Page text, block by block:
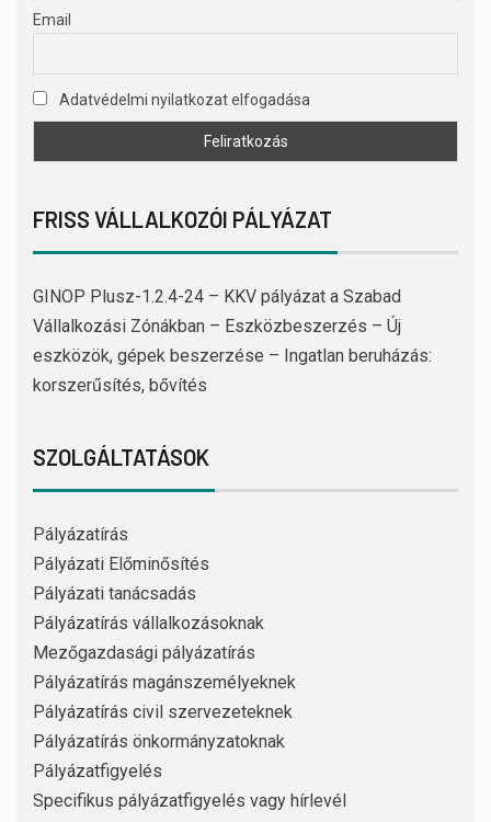
Email
Adatvédelmi nyilatkozat elfogadása
FRISS VÁLLALKOZÓI PÁLYÁZAT
GINOP Plusz-1.2.4-24 – KKV pályázat a Szabad
Vállalkozási Zónákban – Eszközbeszerzés – Új
eszközök, gépek beszerzése – Ingatlan beruházás:
korszerűsítés, bővítés
SZOLGÁLTATÁSOK
Pályázatírás
Pályázati Előminősítés
Pályázati tanácsadás
Pályázatírás vállalkozásoknak
Mezőgazdasági pályázatírás
Pályázatírás magánszemélyeknek
Pályázatírás civil szervezeteknek
Pályázatírás önkormányzatoknak
Pályázatfigyelés
Specifikus pályázatfigyelés vagy hírlevél